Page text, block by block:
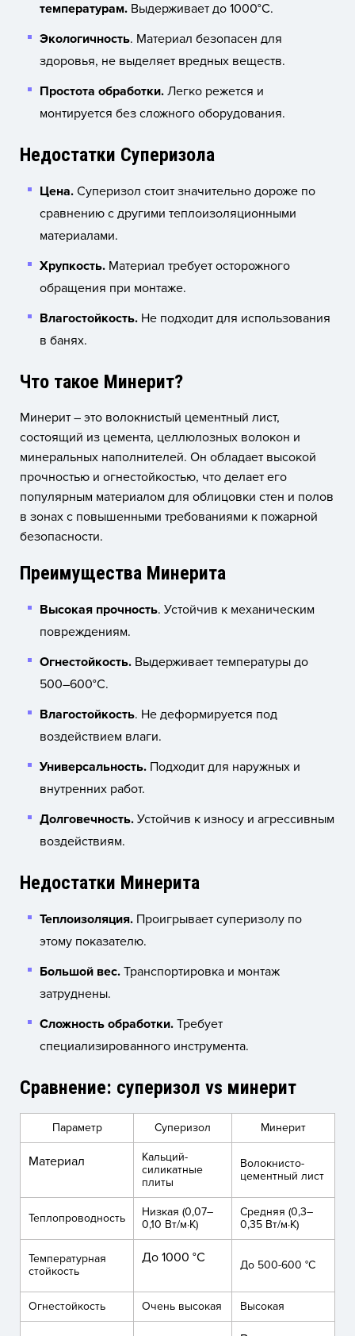
температурам. Выдерживает до 1000°C.
Экологичность. Материал безопасен для
здоровья, не выделяет вредных веществ.
Простота обработки. Легко режется и
монтируется без сложного оборудования.
Недостатки Суперизола
Цена. Суперизол стоит значительно дороже по
сравнению с другими теплоизоляционными
материалами.
Хрупкость. Материал требует осторожного
обращения при монтаже.
Влагостойкость. Не подходит для использования
в банях.
Что такое Минерит?
Минерит – это волокнистый цементный лист,
состоящий из цемента, целлюлозных волокон и
минеральных наполнителей. Он обладает высокой
прочностью и огнестойкостью, что делает его
популярным материалом для облицовки стен и полов
в зонах с повышенными требованиями к пожарной
безопасности.
Преимущества Минерита
Высокая прочность. Устойчив к механическим
повреждениям.
Огнестойкость. Выдерживает температуры до
500–600°C.
Влагостойкость. Не деформируется под
воздействием влаги.
Универсальность. Подходит для наружных и
внутренних работ.
Долговечность. Устойчив к износу и агрессивным
воздействиям.
Недостатки Минерита
Теплоизоляция. Проигрывает суперизолу по
этому показателю.
Большой вес. Транспортировка и монтаж
затруднены.
Сложность обработки. Требует
специализированного инструмента.
Сравнение: суперизол vs минерит
Параметр Суперизол Минерит
Материал
Кальций-
силикатные
плиты
Волокнисто-
цементный лист
Теплопроводность
Низкая (0,07–
0,10 Вт/м·К)
Средняя (0,3–
0,35 Вт/м·К)
Температурная
стойкость
До 1000 °C До 500-600 °C
Огнестойкость Очень высокая Высокая